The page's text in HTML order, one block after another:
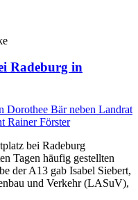
Radeburg in
bei Radeburg
Tagen häufig gestellten
der A13 gab Isabel Siebert,
und Verkehr (LASuV),